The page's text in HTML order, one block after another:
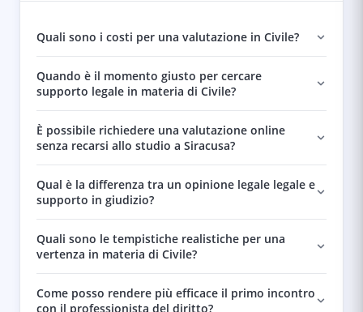
Quali sono i costi per una valutazione in Civile?
Quando è il momento giusto per cercare
supporto legale in materia di Civile?
È possibile richiedere una valutazione online
senza recarsi allo studio a Siracusa?
Qual è la differenza tra un opinione legale legale e
supporto in giudizio?
Quali sono le tempistiche realistiche per una
vertenza in materia di Civile?
Come posso rendere più efficace il primo incontro
con il professionista del diritto?